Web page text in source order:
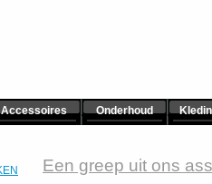
Accessoires Onderhoud
Een greep uit ons